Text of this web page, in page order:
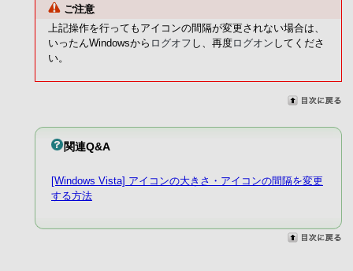
ご注意
上記操作を行ってもアイコンの間隔が変更されない場合は、
いったんWindowsから ログオフ し、再度ログオン してくださ
い。
関連Q&A
[Windows Vista] アイコンの大きさ・アイコンの間隔を変更
する方法